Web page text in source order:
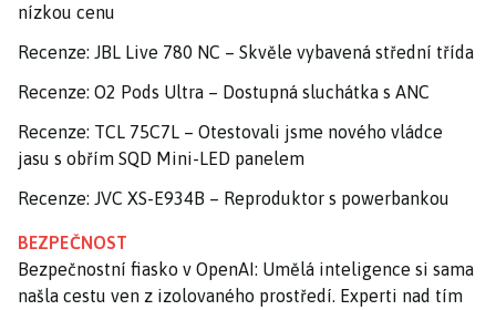
nízkou cenu
Recenze: JBL Live 780 NC – Skvěle vybavená střední třída
Recenze: O2 Pods Ultra – Dostupná sluchátka s ANC
Recenze: TCL 75C7L – Otestovali jsme nového vládce
jasu s obřím SQD Mini-LED panelem
Recenze: JVC XS-E934B – Reproduktor s powerbankou
BEZPEČNOST
Bezpečnostní fiasko v OpenAI: Umělá inteligence si sama
našla cestu ven z izolovaného prostředí. Experti nad tím